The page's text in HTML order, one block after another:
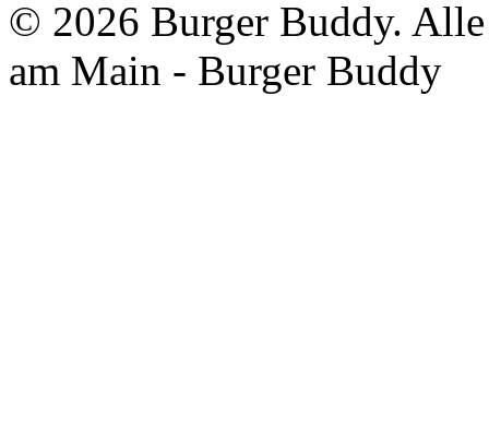
© 2026 Burger Buddy.
am Main - Burger Buddy